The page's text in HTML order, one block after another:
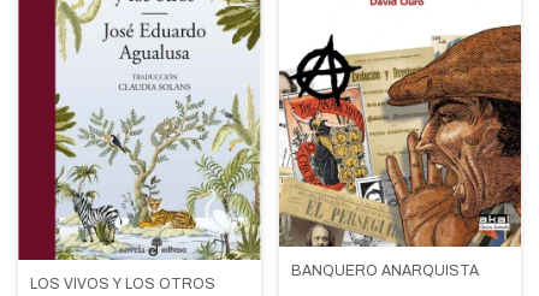
LOS VIVOS Y LOS OTROS
BANQUERO ANARQUISTA